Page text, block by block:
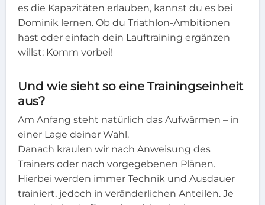
es die Kapazitäten erlauben, kannst du es bei
Dominik lernen. Ob du Triathlon-Ambitionen
hast oder einfach dein Lauftraining ergänzen
willst: Komm vorbei!
Und wie sieht so eine Trainingseinheit
aus?
Am Anfang steht natürlich das Aufwärmen – in
einer Lage deiner Wahl.
Danach kraulen wir nach Anweisung des
Trainers oder nach vorgegebenen Plänen.
Hierbei werden immer Technik und Ausdauer
trainiert, jedoch in veränderlichen Anteilen. Je